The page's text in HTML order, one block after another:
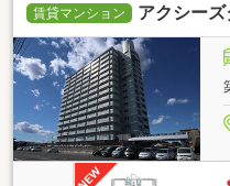
賃貸マンション アクシー